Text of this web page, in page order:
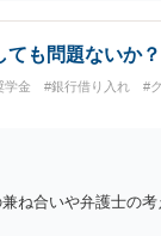
ても問題ないか？
学金 #銀行借り入れ #
ね合いや弁護士の